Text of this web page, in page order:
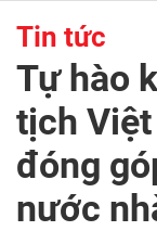
Tin tức
Tự hào
tịch
đóng
nước